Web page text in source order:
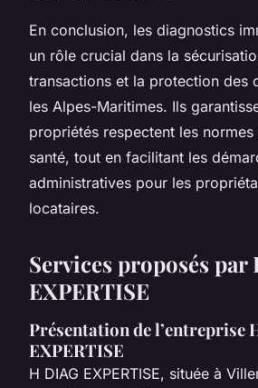
En conclusion, les diagnostics
un rôle crucial dans la
transactions et la protection des
les Alpes-Maritimes. Ils
propriétés respectent les
santé, tout en facilitant les
administratives pour les
locataires.
Services proposés par
EXPERTISE
Présentation de l’entreprise
EXPERTISE
H DIAG EXPERTISE, située à